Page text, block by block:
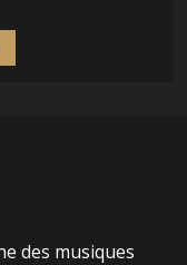
des musiques